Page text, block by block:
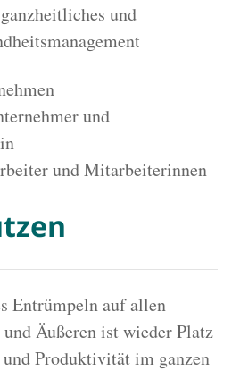
und
und
und Mitarbeiterinnen
Entrümpeln auf allen
Äußeren ist wieder Platz
Produktivität im ganzen